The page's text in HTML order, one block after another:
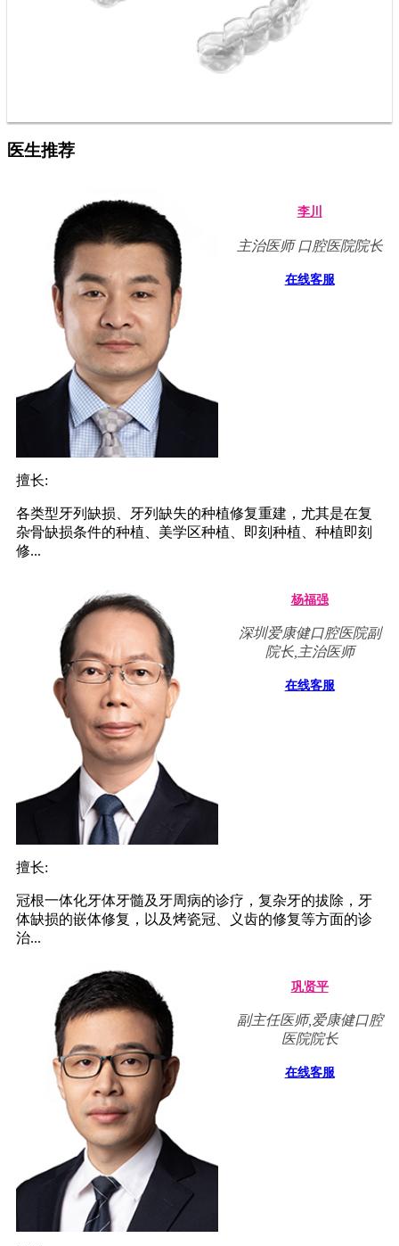
医生推荐
李川
主治医师 口腔医院院长
在线客服
擅长:
各类型牙列缺损、牙列缺失的种植修复重建，尤其是在复
杂骨缺损条件的种植、美学区种植、即刻种植、种植即刻
修...
杨福强
深圳爱康健口腔医院副
院长,主治医师
在线客服
擅长:
冠根一体化牙体牙髓及牙周病的诊疗，复杂牙的拔除，牙
体缺损的嵌体修复，以及烤瓷冠、义齿的修复等方面的诊
治...
巩贤平
副主任医师,爱康健口腔
医院院长
在线客服